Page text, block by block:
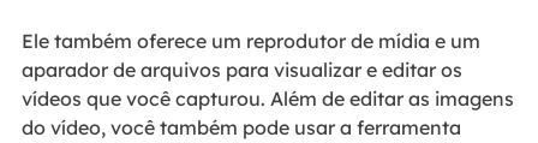
Ele também oferece um reprodutor de mídia e um
aparador de arquivos para visualizar e editar os
vídeos que você capturou. Além de editar as imagens
do vídeo, você também pode usar a ferramenta